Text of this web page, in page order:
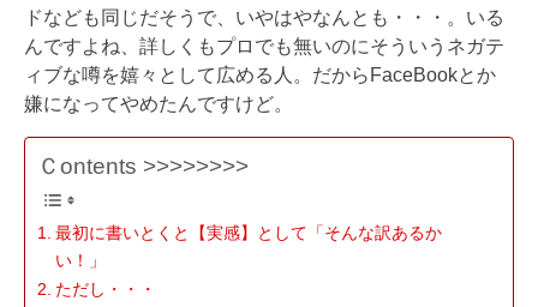
ドなども同じだそうで、いやはやなんとも・・・。いる
んですよね、詳しくもプロでも無いのにそういうネガテ
ィブな噂を嬉々として広める人。だからFaceBookとか
嫌になってやめたんですけど。
Ｃontents >>>>>>>>
最初に書いとくと【実感】として「そんな訳あるか
い！」
ただし・・・